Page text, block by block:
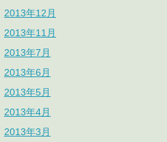
2013年12月
2013年11月
2013年7月
2013年6月
2013年5月
2013年4月
2013年3月